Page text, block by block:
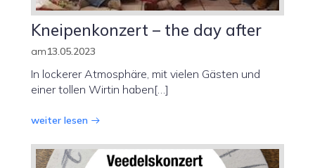
Kneipenkonzert – the day after
am13.05.2023
In lockerer Atmosphäre, mit vielen Gästen und
einer tollen Wirtin haben[…]
weiter lesen